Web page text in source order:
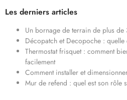
Les derniers articles
Un bornage de terrain de plus de
Décopatch et Decopoche :
Thermostat frisquet : comment
facilement
Comment installer et
Mur de refend : quel est son rôle